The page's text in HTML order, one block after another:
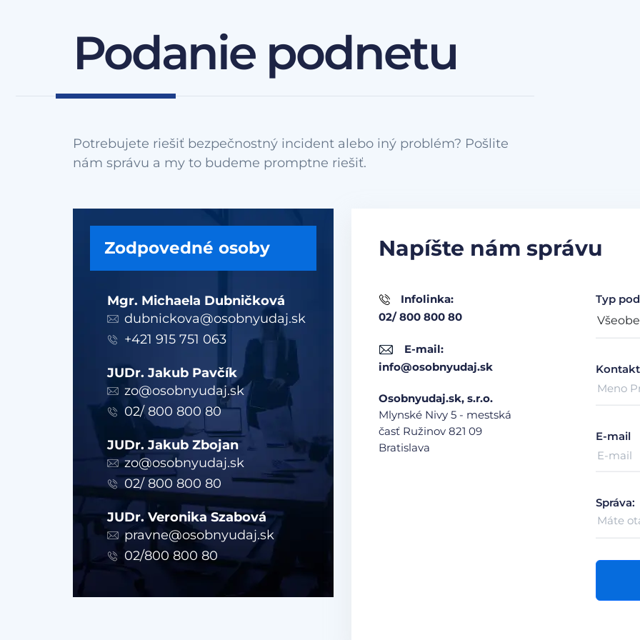
Podanie podnetu
Potrebujete riešiť bezpečnostný incident alebo iný problém? Pošlite
Zodpovedné osoby
Mgr. Michaela Dubničková
dubnickova@osobnyudaj.sk
+421 915 751 063
JUDr. Jakub Pavčík
zo@osobnyudaj.sk
02/ 800 800 80
JUDr. Jakub Zbojan
zo@osobnyudaj.sk
02/ 800 800 80
JUDr. Veronika Szabová
pravne@osobnyudaj.sk
02/800 800 80
Napíšte nám správu
Infolinka:
02/ 800 800 80
E-mail:
info@osobnyudaj.sk
Osobnyudaj.sk, s.r.o.
Mlynské Nivy 5 - mestská
časť Ružinov 821 09
Bratislava
Typ
E-mail
Správa: